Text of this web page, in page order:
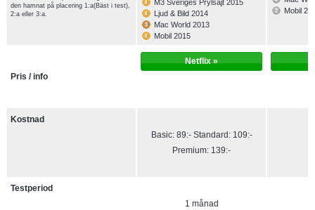
den hamnat på placering 1:a(Bäst i test),
2:a eller 3:a.
Pris / info
Kostnad
Testperiod
den hamnat på placering 1:a(Bäst i test),
2:a eller 3:a.
Pris / info
Kostnad
Testperiod
M3 Sveriges Prylsajt 2015
Ljud & Bild 2014
Mac World 2013
Mobil 2015
Netflix »
Basic: 89:- Standard: 109:-
Premium: 139:-
1 månad
Mobil